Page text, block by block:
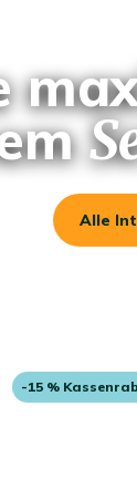
Alle
-15 %